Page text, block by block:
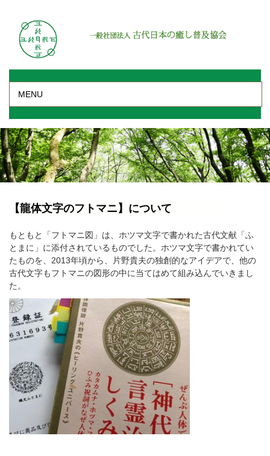
MENU
【龍体文字のフトマニ】について
もともと「フトマニ図」は、ホツマ文字で書かれた古代文献「ふ
とまに」に添付されているものでした。ホツマ文字で書かれてい
たものを、2013年頃から、片野貴夫の独創的なアイデアで、他の
古代文字もフトマニの図形の中に当てはめて組み込んでいきまし
た。